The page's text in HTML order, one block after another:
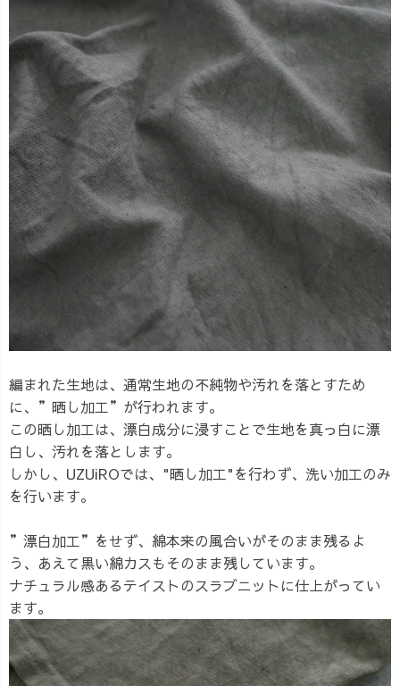
編まれた生地は、通常生地の不純物や汚れを落とすため
に、”晒し加工”が行われます。
この晒し加工は、漂白成分に浸すことで生地を真っ白に漂
白し、汚れを落とします。
しかし、UZUiROでは、"晒し加工"を行わず、洗い加工のみ
を行います。
”漂白加工”をせず、綿本来の風合いがそのまま残るよ
う、あえて黒い綿カスもそのまま残しています。
ナチュラル感あるテイストのスラブニットに仕上がってい
ます。